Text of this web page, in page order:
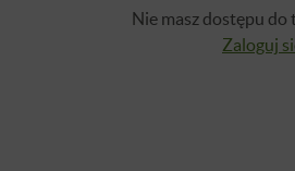
Nie masz dostępu do
Zaloguj